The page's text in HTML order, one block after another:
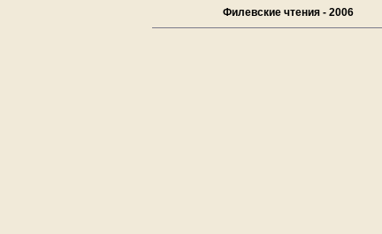
Филевские чтения - 2006